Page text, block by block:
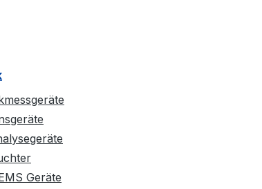
Geräte